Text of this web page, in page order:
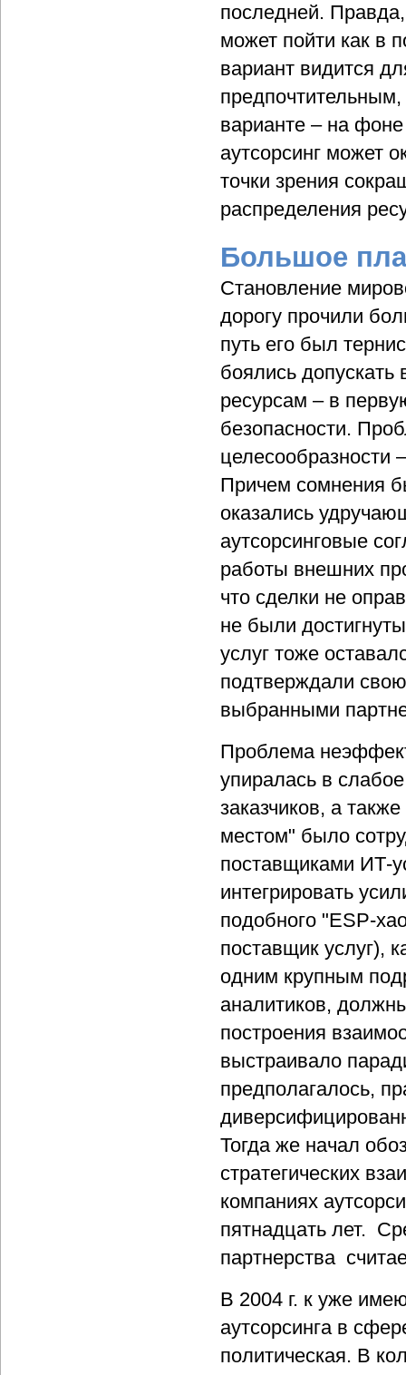
последней.
может пойти как в
вариант видится
варианте – на
аутсорсинг может
точки зрения
распределения
Большое
Становление
дорогу прочили
путь его был
боялись
ресурсам – в
безопасности.
целесообразности
Причем сомнения
оказались
аутсорсинговые
работы внешних
что сделки не
не были
услуг тоже
подтверждали
выбранными
Проблема
упиралась в
заказчиков, а
местом" было
поставщиками ИТ-
интегрировать
подобного "ESP-
поставщик услуг),
одним крупным
аналитиков,
построения
выстраивало
предполагалось,
Тогда же начал
стратегических
компаниях
пятнадцать лет.
партнерства
В 2004 г. к уже
аутсорсинга в
политическая. В